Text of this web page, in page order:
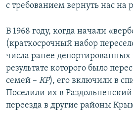
с требованием вернуть нас на
В 1968 году, когда начали
(краткосрочный набор
числа ранее
результате которого было
семей – КР), его включили в
Поселили их в
переезда в другие районы